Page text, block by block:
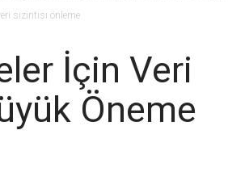
sızıntısı önleme
İçin Veri
Öneme